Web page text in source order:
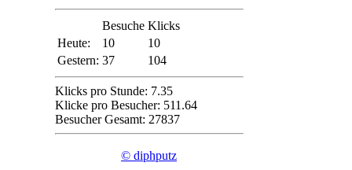
Besuche Klicks
Heute:
10
10
Gestern: 37 104
Klicks pro Stunde: 7.35
Klicke pro Besucher: 511.64
Besucher Gesamt: 27837
© diphputz